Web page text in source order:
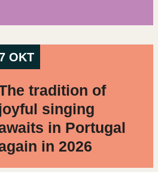
OKT
tradition of
singing
in Portugal
in 2026